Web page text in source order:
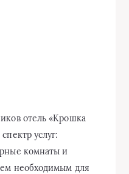
отель «Крошка
услуг:
комнаты и
необходимым для